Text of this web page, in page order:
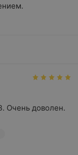
Очень доволен.